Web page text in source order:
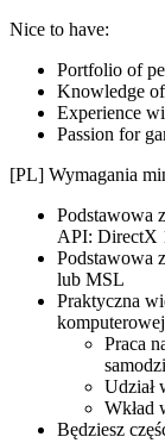
Nice to have:
Portfolio of
Knowledge
Experience
Passion for
[PL] Wymagania
Podstawowa
API: DirectX
Podstawowa
lub MSL
Praktyczna
Praca
Udział
Wkład
Będziesz